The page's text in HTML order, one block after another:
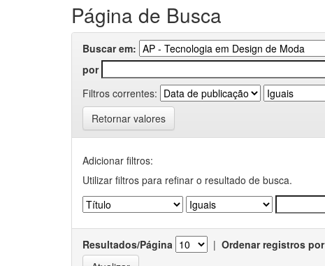
Página de Busca
Buscar em:
por
Filtros correntes:
Retornar valores
Adicionar filtros:
Utilizar filtros para refinar o resultado de busca.
Resultados/Página | Ordenar registros por